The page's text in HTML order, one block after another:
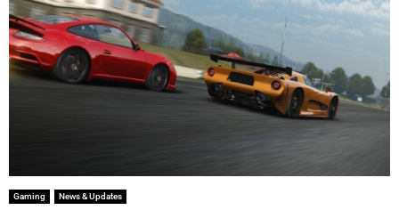
Gaming News & Updates